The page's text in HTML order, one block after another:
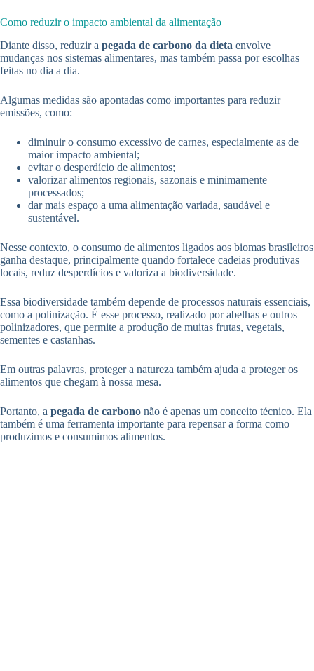
Como reduzir o impacto ambiental da alimentação
Diante disso, reduzir a pegada de carbono da dieta envolve
mudanças nos sistemas alimentares, mas também passa por escolhas
feitas no dia a dia.
Algumas medidas são apontadas como importantes para reduzir
emissões, como:
diminuir o consumo excessivo de carnes, especialmente as de
maior impacto ambiental;
evitar o desperdício de alimentos;
valorizar alimentos regionais, sazonais e minimamente
processados;
dar mais espaço a uma alimentação variada, saudável e
sustentável.
Nesse contexto, o consumo de alimentos ligados aos biomas brasileiros
ganha destaque, principalmente quando fortalece cadeias produtivas
locais, reduz desperdícios e valoriza a biodiversidade.
Essa biodiversidade também depende de processos naturais essenciais,
como a polinização. É esse processo, realizado por abelhas e outros
polinizadores, que permite a produção de muitas frutas, vegetais,
sementes e castanhas.
Em outras palavras, proteger a natureza também ajuda a proteger os
alimentos que chegam à nossa mesa.
Portanto, a pegada de carbono não é apenas um conceito técnico. Ela
também é uma ferramenta importante para repensar a forma como
produzimos e consumimos alimentos.